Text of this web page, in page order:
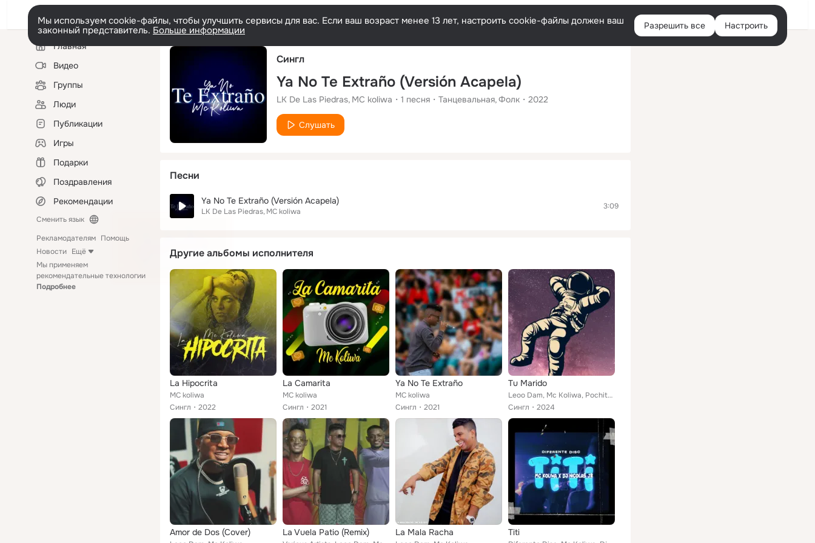
Русский Войти
Мы используем cookie-файлы, чтобы улучшить сервисы для вас. Если ваш возраст менее 13 лет, настроить cookie-файлы должен ваш
законный представитель. Больше информации Разрешить все Настроить
Левая
колонкаГлавная
Видео
Группы
Люди
Публикации
Игры
Подарки
Поздравления
Рекомендации
Сменить язык
Рекламодателям Помощь
Новости Ещё
Мы применяем
рекомендательные технологии
Подробнее
Сингл
Ya No Te Extraño (Versión Acapela)
LK De Las Piedras MC koliwa 1 песня Танцевальная Фолк 2022
Слушать
Песни
Ya No Te Extraño (Versión Acapela)
LK De Las Piedras MC koliwa
3:09
Другие альбомы исполнителя
La Hipocrita
MC koliwa
Сингл
2022
La Camarita
MC koliwa
Сингл
2021
Ya No Te Extraño
MC koliwa
Сингл
2021
Tu Marido
Leoo Dam, Mc Koliwa, Pochito Humor
Сингл
2024
Amor de Dos (Cover) La Vuela Patio (Remix) La Mala Racha Titi